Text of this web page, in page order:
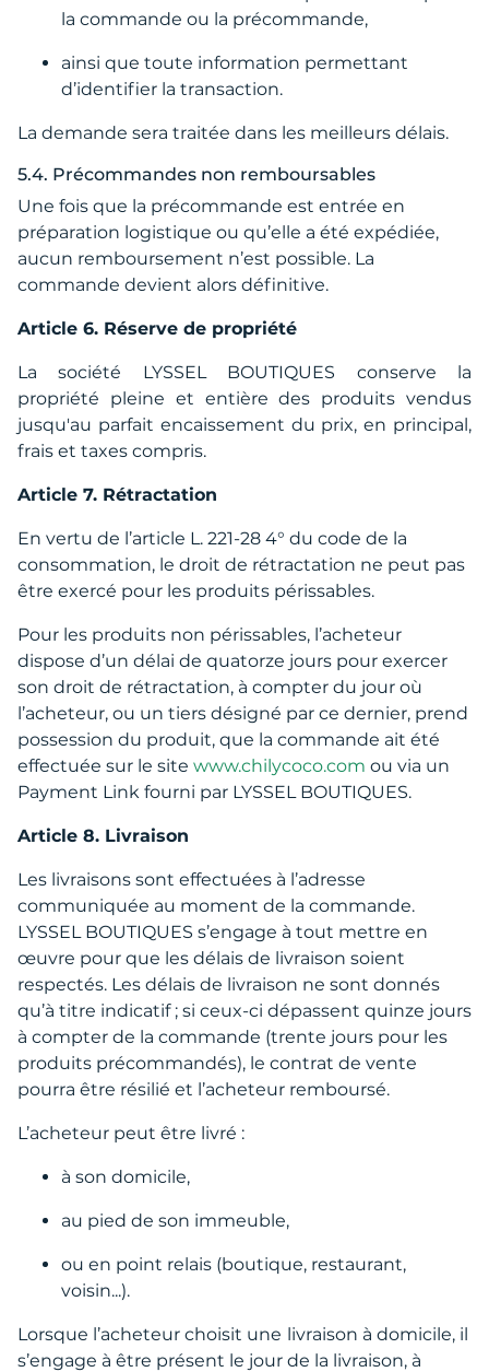
la commande ou la précommande,
ainsi que toute information permettant
d’identifier la transaction.
La demande sera traitée dans les meilleurs délais.
5.4. Précommandes non remboursables
Une fois que la précommande est entrée en
préparation logistique ou qu’elle a été expédiée,
aucun remboursement n’est possible. La
commande devient alors définitive.
Article 6. Réserve de propriété
La société LYSSEL BOUTIQUES conserve la
propriété pleine et entière des produits vendus
jusqu'au parfait encaissement du prix, en principal,
frais et taxes compris.
Article 7. Rétractation
En vertu de l’article L. 221-28 4° du code de la
consommation, le droit de rétractation ne peut pas
être exercé pour les produits périssables.
Pour les produits non périssables, l’acheteur
dispose d’un délai de quatorze jours pour exercer
son droit de rétractation, à compter du jour où
l’acheteur, ou un tiers désigné par ce dernier, prend
possession du produit, que la commande ait été
effectuée sur le site www.chilycoco.com ou via un
Payment Link fourni par LYSSEL BOUTIQUES.
Article 8. Livraison
Les livraisons sont effectuées à l’adresse
communiquée au moment de la commande.
LYSSEL BOUTIQUES s’engage à tout mettre en
œuvre pour que les délais de livraison soient
respectés. Les délais de livraison ne sont donnés
qu’à titre indicatif ; si ceux-ci dépassent quinze jours
à compter de la commande (trente jours pour les
produits précommandés), le contrat de vente
pourra être résilié et l’acheteur remboursé.
L’acheteur peut être livré :
à son domicile,
au pied de son immeuble,
ou en point relais (boutique, restaurant,
voisin...).
Lorsque l’acheteur choisit une livraison à domicile, il
s’engage à être présent le jour de la livraison, à